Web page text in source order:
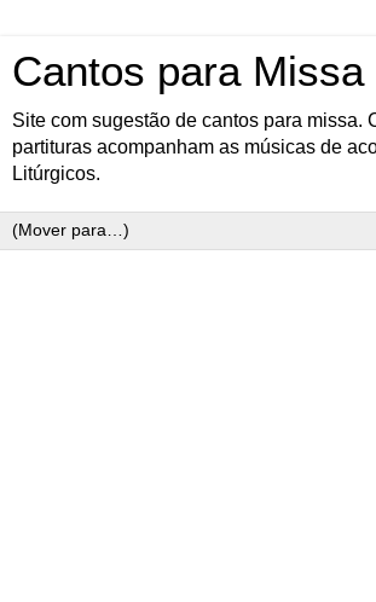
Cantos para Missa
Site com sugestão de cantos para missa.
partituras acompanham as músicas de
Litúrgicos.